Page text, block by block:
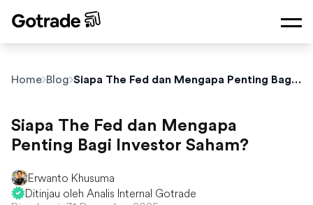
Home Blog Siapa The Fed dan Mengapa Penting Bagi Investor Saham?
Siapa The Fed dan Mengapa
Penting Bagi Investor Saham?
Erwanto Khusuma
Ditinjau oleh Analis Internal Gotrade